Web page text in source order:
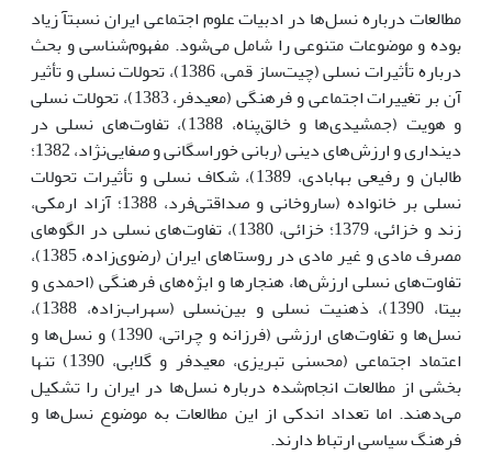
مطالعات درباره نسل‌ها در ادبیات علوم اجتماعى ایران نسبتآ زیاد
بوده و موضوعات متنوعى را شامل مى‌شود. مفهوم‌شناسى و بحث
درباره تأثیرات نسلى (چیت‌ساز قمى، 1386)، تحولات نسلى و تأثیر
آن بر تغییرات اجتماعى و فرهنگى (معیدفر، 1383)، تحولات نسلى
و هویت (جمشیدى‌ها و خالق‌پناه، 1388)، تفاوت‌هاى نسلى در
دیندارى و ارزش‌هاى دینى (ربانى خوراسگانى و صفایى‌نژاد، 1382؛
طالبان و رفیعى بهابادى، 1389)، شکاف نسلى و تأثیرات تحولات
نسلى بر خانواده (ساروخانى و صداقتى‌فرد، 1388؛ آزاد ارمکى،
زند و خزائى، 1379؛ خزائى، 1380)، تفاوت‌هاى نسلى در الگوهاى
مصرف مادى و غیر مادى در روستاهاى ایران (رضوى‌زاده، 1385)،
تفاوت‌هاى نسلى ارزش‌ها، هنجارها و ابژه‌هاى فرهنگى (احمدى و
بیتا، 1390)، ذهنیت نسلى و بین‌نسلى (سهراب‌زاده، 1388)،
نسل‌ها و تفاوت‌هاى ارزشى (فرزانه و چراتى، 1390) و نسل‌ها و
اعتماد اجتماعى (محسنى تبریزى، معیدفر و گلابى، 1390) تنها
بخشى از مطالعات انجام‌شده درباره نسل‌ها در ایران را تشکیل
مى‌دهند. اما تعداد اندکى از این مطالعات به موضوع نسل‌ها و
فرهنگ سیاسى ارتباط دارند.